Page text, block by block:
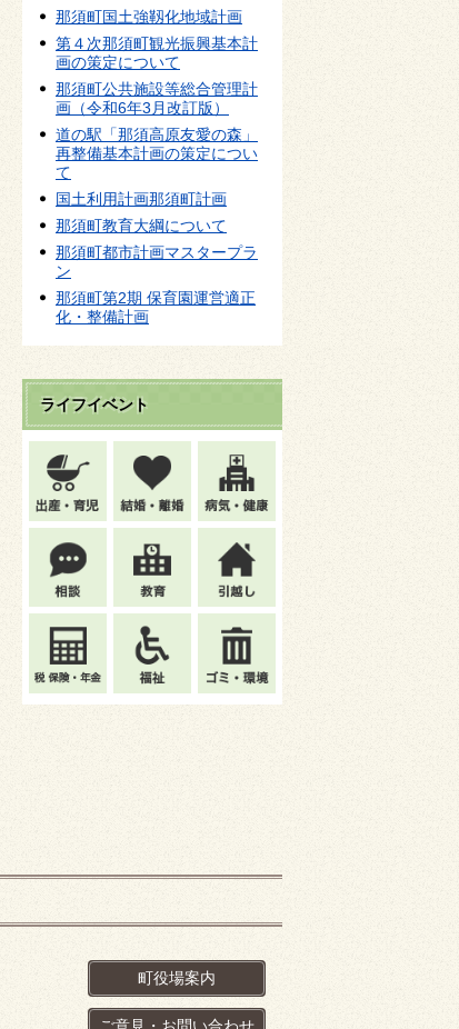
那須町国土強靱化地域計画
第４次那須町観光振興基本計
画の策定について
那須町公共施設等総合管理計
画（令和6年3月改訂版）
道の駅「那須高原友愛の森」
再整備基本計画の策定につい
て
国土利用計画那須町計画
那須町教育大綱について
那須町都市計画マスタープラ
ン
那須町第2期 保育園運営適正
化・整備計画
ライフイベント
町役場案内